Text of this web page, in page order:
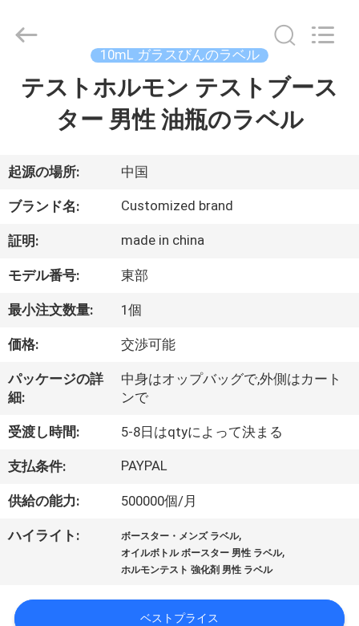
家
ロ
ダ
ク
ト
達
に
つ
い
て
工
旅
2017
(Xiamen)
Industry
10mL ガラスびんのラベル
テストホルモン テストブース
ター 男性 油瓶のラベル
起源の場所: 中国
ブランド名: Customized brand
証明: made in china
モデル番号: 東部
最小注文数量: 1個
価格: 交渉可能
パッケージの詳
細:
中身はオップバッグで,外側はカート
ンで
受渡し時間: 5-8日はqtyによって決まる
支払条件: PAYPAL
供給の能力: 500000個/月
ハイライト: ボースター・メンズ ラベル,
オイルボトル ボースター 男性 ラベル,
ホルモンテスト 強化剤 男性 ラベル
ベストプライス